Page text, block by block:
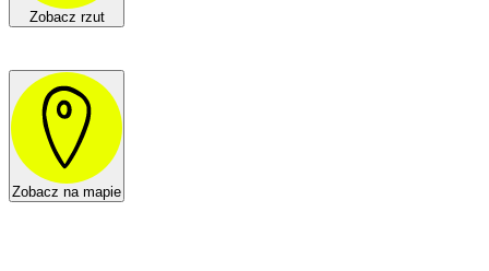
Zobacz rzut
Zobacz na mapie